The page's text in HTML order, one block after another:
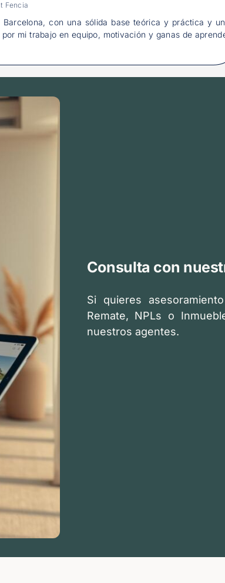
Fencia
con una sólida base teórica y práctica y
mi trabajo en equipo, motivación y ganas de
Consulta con
Si quieres
Remate, NPLs o
nuestros agentes.